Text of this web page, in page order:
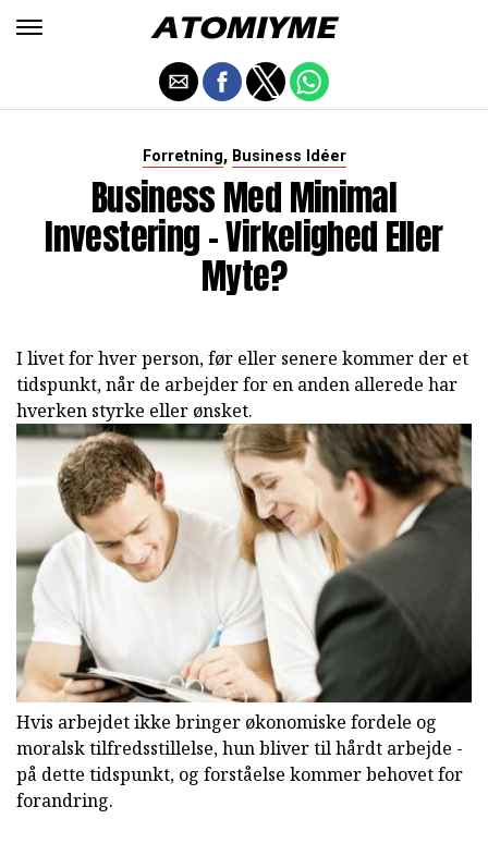
Forretning, Business Idéer
Business Med Minimal
Investering - Virkelighed Eller
Myte?
I livet for hver person, før eller senere kommer der et
tidspunkt, når de arbejder for en anden allerede har
hverken styrke eller ønsket.
Hvis arbejdet ikke bringer økonomiske fordele og
moralsk tilfredsstillelse, hun bliver til hårdt arbejde -
på dette tidspunkt, og forståelse kommer behovet for
forandring.